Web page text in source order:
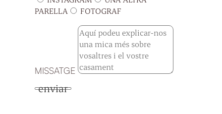
PARELLA
FOTOGRAF
MISSATGE
enviar